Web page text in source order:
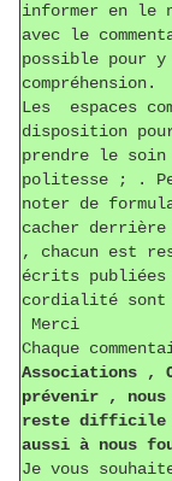
informer en
avec le
possible pour
compréhension.
Les espaces
disposition
prendre le
politesse ; .
noter de
cacher derrière
, chacun est
écrits
cordialité sont
Merci
Chaque
Associations ,
prévenir ,
reste difficile
aussi à nous
Je vous